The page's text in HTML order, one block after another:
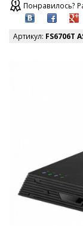
Понравилось?
Артикул: FS6706T